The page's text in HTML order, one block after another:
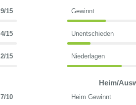
9/15
4/15
2/15
7/10
Gewinnt
Unentschieden
Niederlagen
Heim/
Heim Gewinnt